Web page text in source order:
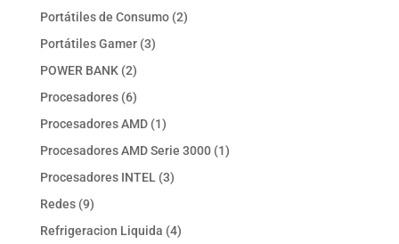
productos
Portátiles de Consumo 22
Portátiles Gamer 33
POWER BANK 22
productos
Procesadores 66
productos
Procesadores AMD 11
producto
Procesadores AMD Serie 3000 11
Procesadores INTEL 33
Redes 99
productos
Refrigeracion Liquida 44